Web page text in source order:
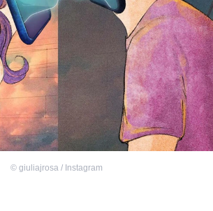
© giuliajrosa / Instagram